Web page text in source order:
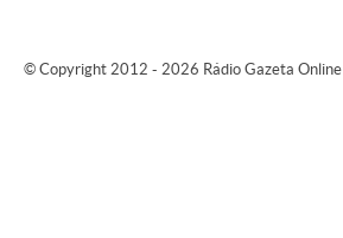
© Copyright 2012 - 2026 Rádio Gazeta Online